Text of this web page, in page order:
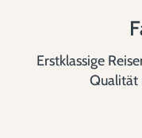
Erstklassige
Qualität